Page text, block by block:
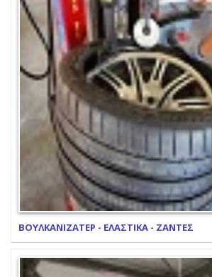
ΒΟΥΛΚΑΝΙΖΑΤΕΡ - ΕΛΑΣΤΙΚΑ - ΖΑΝΤΕΣ